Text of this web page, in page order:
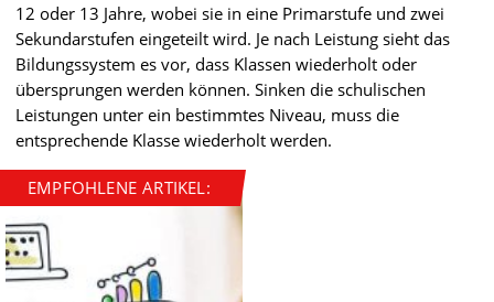
12 oder 13 Jahre, wobei sie in eine Primarstufe und zwei
Sekundarstufen eingeteilt wird. Je nach Leistung sieht das
Bildungssystem es vor, dass Klassen wiederholt oder
übersprungen werden können. Sinken die schulischen
Leistungen unter ein bestimmtes Niveau, muss die
entsprechende Klasse wiederholt werden.
EMPFOHLENE ARTIKEL: